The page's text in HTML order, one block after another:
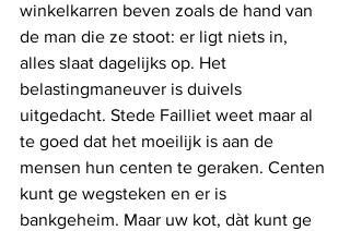
winkelkarren beven zoals de hand van
de man die ze stoot: er ligt niets in,
alles slaat dagelijks op. Het
belastingmaneuver is duivels
uitgedacht. Stede Failliet weet maar al
te goed dat het moeilijk is aan de
mensen hun centen te geraken. Centen
kunt ge wegsteken en er is
bankgeheim. Maar uw kot, dàt kunt ge